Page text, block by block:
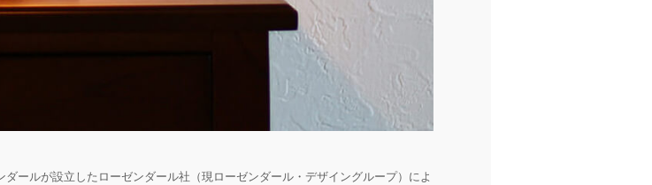
ールが設立したローゼンダール社（現ローゼンダール・デザイングループ）によ